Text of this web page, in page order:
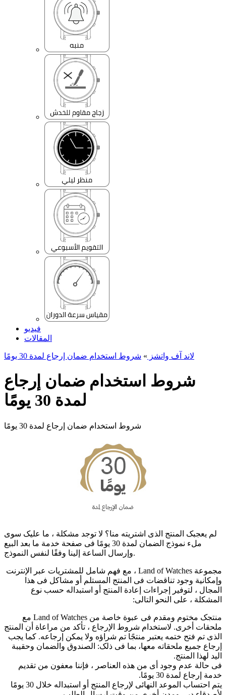
فيديو
المقالات
لاند آف واتشز » شروط استخدام ضمان إرجاع لمدة 30 یومًا
شروط استخدام ضمان إرجاع
لمدة 30 یومًا
شروط استخدام ضمان إرجاع لمدة 30 یومًا
لم یعجبک المنتج الذی اشتریته منا؟ لا توجد مشکلة ، ما علیک سوى
ملء نموذج الضمان لمدة 30 یومًا فی صفحة خدمة ما بعد البیع
وإرسال الساعة إلینا وفقًا لنفس النموذج.
مجموعة Land of Watches ، مع فهم شامل للمشتریات عبر الإنترنت
وإمکانیة وجود تناقضات فی المنتج المستلم أو مشاکل فی هذا
المجال ، لتوفیر إجراءات إعادة المنتج أو استبداله حسب نوع
المشکلة ، على النحو التالی:
منتجک مختوم ومقدم فی عبوة خاصة من Land of Watches مع
ملحقات أخرى. لاستخدام شروط الإرجاع ، تأکد من مراعاة أن المنتج
الذی تم فتح ختمه یعتبر منتجًا تم شراؤه ولا یمکن إرجاعه. کما یجب
إرجاع جمیع ملحقاته معها، بما فی ذلک: الصندوق والضمان وحقیبة
الید لهذا المنتج.
فی حالة عدم وجود أی من هذه العناصر ، فإننا معفون من تقدیم
خدمة إرجاع لمدة 30 یومًا.
یتم احتساب الموعد النهائی لإرجاع المنتج أو استبداله خلال 30 یومًا